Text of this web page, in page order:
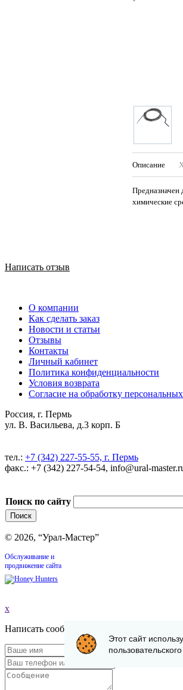
Описание
Предназначен
химические
Написать отзыв
О компании
Как сделать заказ
Новости и статьи
Отзывы
Контакты
Личный кабинет
Политика конфиденциальности
Условия возврата
Согласие на обработку
Россия, г. Пермь
ул. В. Васильева, д.3 корп. Б
тел.: +7 (342) 227-55-55, г. Пермь
факс.: +7 (342) 227-54-54, info@ural-
Поиск по сайту
© 2026, “Урал-Мастер”
Обслуживание и
продвижение сайта
x
Написать сообщение
Этот сайт